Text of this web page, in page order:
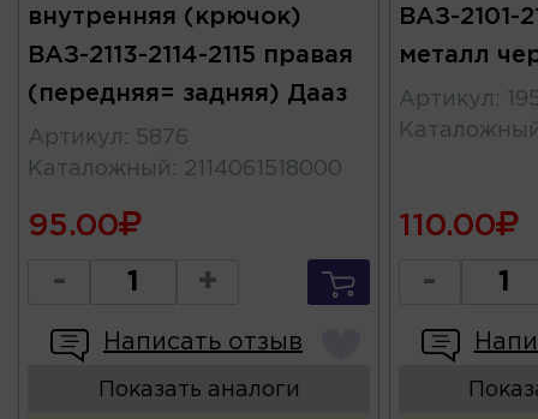
внутренняя (крючок)
ВАЗ-2113-2114-2115 правая
(передняя= задняя) Дааз
Артикул : 5876
Каталожный : 2114061518000
95.00
- +
Написать отзыв
Показать аналоги
ВАЗ-2101-
металл
Артикул :
110.00
-